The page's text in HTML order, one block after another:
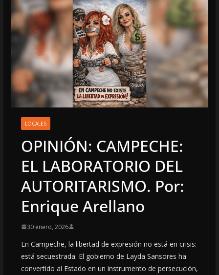
LOCALES
OPINIÓN: CAMPECHE:
EL LABORATORIO DEL
AUTORITARISMO. Por:
Enrique Arellano
30 enero, 2026
En Campeche, la libertad de expresión no está en crisis:
está secuestrada. El gobierno de Layda Sansores ha
convertido al Estado en un instrumento de persecución,